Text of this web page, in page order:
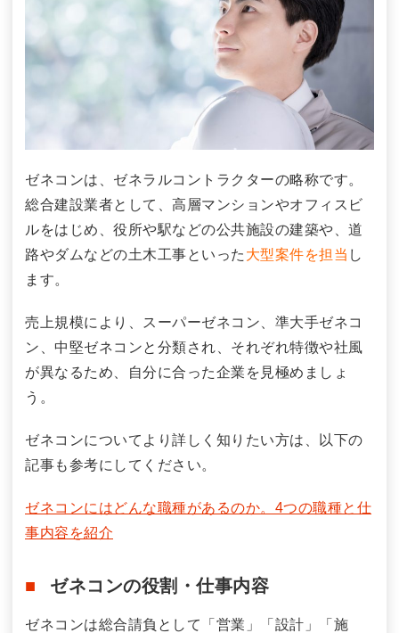
ゼネコンは、ゼネラルコントラクターの略称です。
総合建設業者として、高層マンションやオフィスビ
ルをはじめ、役所や駅などの公共施設の建築や、道
路やダムなどの土木工事といった 大型案件を担当 し
ます。
売上規模により、スーパーゼネコン、準大手ゼネコ
ン、中堅ゼネコンと分類され、それぞれ特徴や社風
が異なるため、自分に合った企業を見極めましょ
う。
ゼネコンについてより詳しく知りたい方は、以下の
記事も参考にしてください。
ゼネコンにはどんな職種があるのか。4つの職種と仕
事内容を紹介
ゼネコンの役割・仕事内容
ゼネコンは総合請負として「営業」「設計」「施